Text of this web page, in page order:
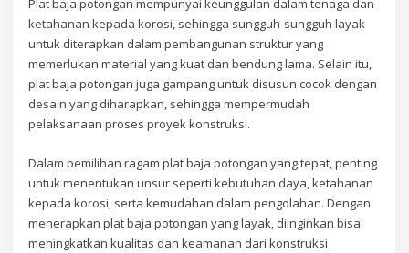
Plat baja potongan mempunyai keunggulan dalam tenaga dan
ketahanan kepada korosi, sehingga sungguh-sungguh layak
untuk diterapkan dalam pembangunan struktur yang
memerlukan material yang kuat dan bendung lama. Selain itu,
plat baja potongan juga gampang untuk disusun cocok dengan
desain yang diharapkan, sehingga mempermudah
pelaksanaan proses proyek konstruksi.
Dalam pemilihan ragam plat baja potongan yang tepat, penting
untuk menentukan unsur seperti kebutuhan daya, ketahanan
kepada korosi, serta kemudahan dalam pengolahan. Dengan
menerapkan plat baja potongan yang layak, diinginkan bisa
meningkatkan kualitas dan keamanan dari konstruksi